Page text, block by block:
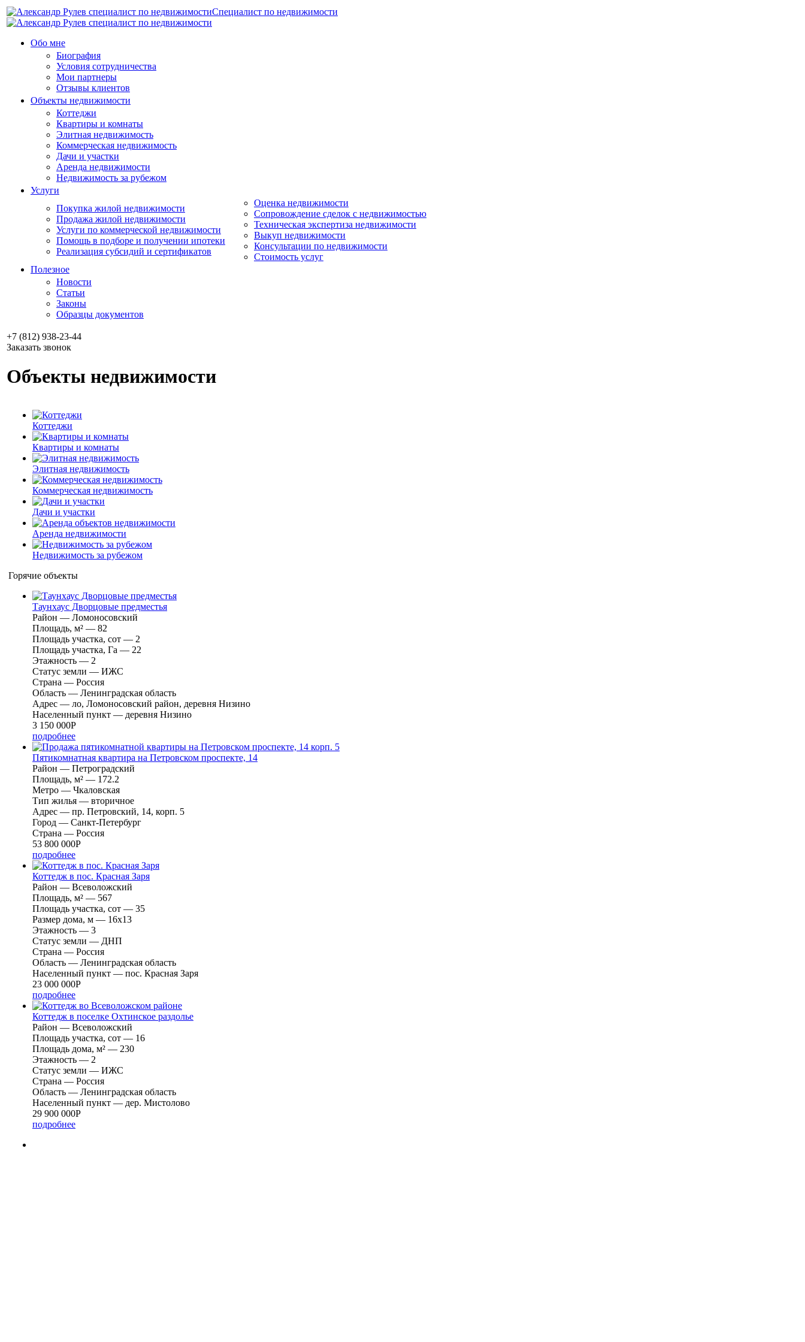
Специалист по недвижимости
Обо мне
Биография
Условия сотрудничества
Мои партнеры
Отзывы клиентов
Объекты недвижимости
Коттеджи
Квартиры и комнаты
Элитная недвижимость
Коммерческая недвижимость
Дачи и участки
Аренда недвижимости
Недвижимость за рубежом
Услуги
Покупка жилой недвижимости
Продажа жилой недвижимости
Услуги по коммерческой недвижимости
Помощь в подборе и получении ипотеки
Реализация субсидий и сертификатов
Оценка недвижимости
Сопровождение сделок с недвижимостью
Техническая экспертиза недвижимости
Выкуп недвижимости
Консультации по недвижимости
Стоимость услуг
Полезное
Новости
Статьи
Законы
Образцы документов
+7 (812) 938-23-44
Заказать звонок
Объекты недвижимости
Коттеджи
Квартиры и комнаты
Элитная недвижимость
Коммерческая недвижимость
Дачи и участки
Аренда недвижимости
Недвижимость за рубежом
Горячие объекты
Таунхаус Дворцовые предместья
Район — Ломоносовский
Площадь, м² — 82
Площадь участка, сот — 2
Площадь участка, Га — 22
Этажность — 2
Cтатус земли — ИЖС
Страна — Россия
Область — Ленинградская область
Адрес — ло, Ломоносовский район, деревня Низино
Населенный пункт — деревня Низино
3 150 000Р
подробнее
Пятикомнатная квартира на Петровском проспекте, 14
Район — Петроградский
Площадь, м² — 172.2
Метро — Чкаловская
Тип жилья — вторичное
Адрес — пр. Петровский, 14, корп. 5
Город — Санкт-Петербург
Страна — Россия
53 800 000Р
подробнее
Коттедж в пос. Красная Заря
Район — Всеволожский
Площадь, м² — 567
Площадь участка, сот — 35
Размер дома, м — 16x13
Этажность — 3
Cтатус земли — ДНП
Страна — Россия
Область — Ленинградская область
Населенный пункт — пос. Красная Заря
23 000 000Р
подробнее
Коттедж в поселке Охтинское раздолье
Район — Всеволожский
Площадь участка, сот — 16
Площадь дома, м² — 230
Этажность — 2
Cтатус земли — ИЖС
Страна — Россия
Область — Ленинградская область
Населенный пункт — дер. Мистолово
29 900 000Р
подробнее